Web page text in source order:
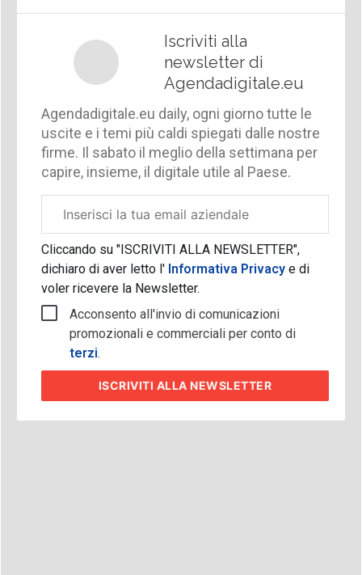
Iscriviti alla
newsletter di
Agendadigitale.eu
Agendadigitale.eu daily, ogni giorno tutte le
uscite e i temi più caldi spiegati dalle nostre
firme. Il sabato il meglio della settimana per
capire, insieme, il digitale utile al Paese.
aziendale
Cliccando su "ISCRIVITI ALLA NEWSLETTER",
dichiaro di aver letto l'Informativa Privacy e di
voler ricevere la Newsletter.
Acconsento all'invio di comunicazioni
promozionali e commerciali per conto di
terzi.
ISCRIVITI ALLA NEWSLETTER